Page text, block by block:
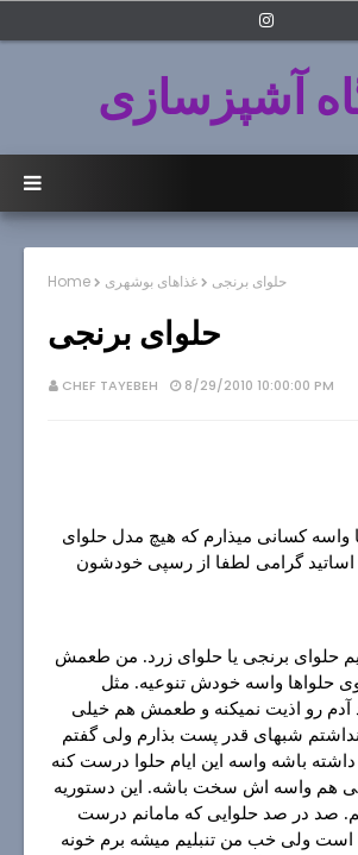
آشپزسازی
Home غذاهای بوشهری حلوای برنجی
حلوای برنجی
CHEF TAYEBEH 8/29/2010 10:00:00 PM
واسه کسانی میذارم که هیچ مدل حلوای
اساتید گرامی لطفا از رسپی خودشون
حلوای برنجی یا حلوای زرد. من طعمش
حلواها واسه خودش تنوعیه. مثل
آدم رو اذیت نمیکنه و طعمش هم خیلی
شبهای قدر پست بذارم ولی گفتم
باشه واسه این ایام حلوا درست کنه
هم واسه اش سخت باشه. این دستوریه
صد در صد حلوایی که مامانم درست
است ولی خب من تنبلیم میشه برم خونه